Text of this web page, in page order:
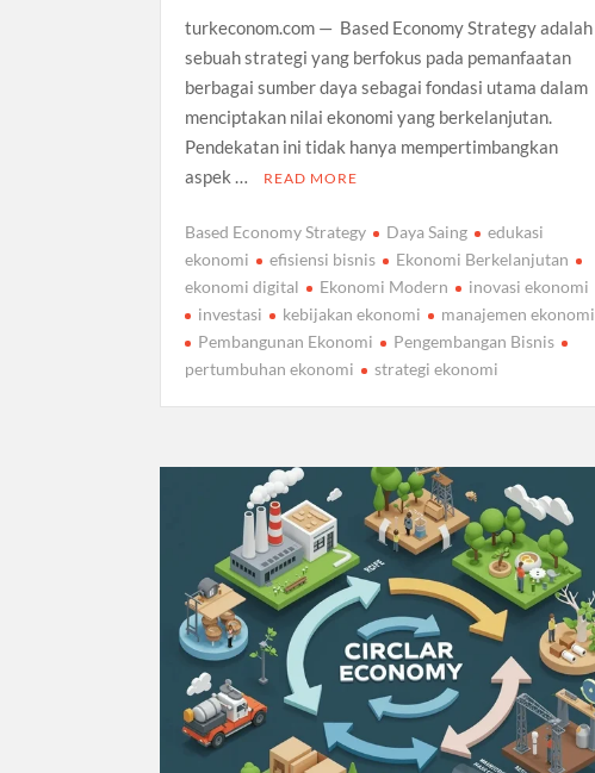
turkeconom.com — Based Economy Strategy adalah
sebuah strategi yang berfokus pada pemanfaatan
berbagai sumber daya sebagai fondasi utama dalam
menciptakan nilai ekonomi yang berkelanjutan.
Pendekatan ini tidak hanya mempertimbangkan
aspek …
READ MORE
Based Economy Strategy Daya Saing
edukasi
ekonomi
efisiensi bisnis
Ekonomi Berkelanjutan
ekonomi digital
Ekonomi Modern
inovasi ekonomi
investasi
kebijakan ekonomi
manajemen ekonomi
Pembangunan Ekonomi
Pengembangan Bisnis
pertumbuhan ekonomi
strategi ekonomi